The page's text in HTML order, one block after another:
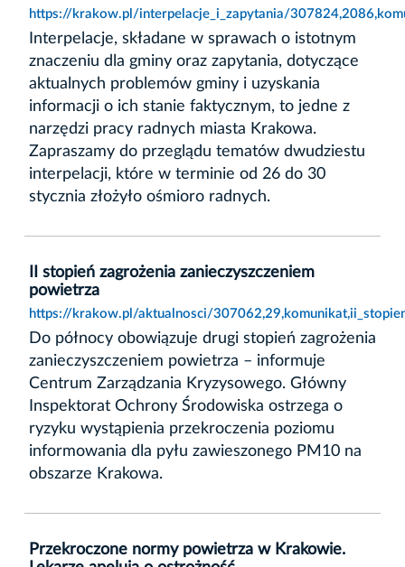
https://krakow.pl/interpelacje_i_zapytania/
Interpelacje, składane w sprawach o istotnym
znaczeniu dla gminy oraz zapytania, dotyczące
aktualnych problemów gminy i uzyskania
informacji o ich stanie faktycznym, to jedne z
narzędzi pracy radnych miasta Krakowa.
Zapraszamy do przeglądu tematów dwudziestu
interpelacji, które w terminie od 26 do 30
stycznia złożyło ośmioro radnych.
II stopień zagrożenia zanieczyszczeniem
powietrza
https://krakow.pl/aktualnosci/
Do północy obowiązuje drugi stopień zagrożenia
zanieczyszczeniem powietrza – informuje
Centrum Zarządzania Kryzysowego. Główny
Inspektorat Ochrony Środowiska ostrzega o
ryzyku wystąpienia przekroczenia poziomu
informowania dla pyłu zawieszonego PM10 na
obszarze Krakowa.
Przekroczone normy powietrza w Krakowie.